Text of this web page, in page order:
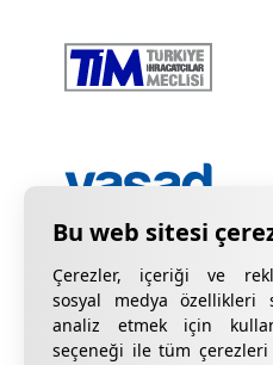
Çerezler, içeriği ve
sosyal medya özellikleri
analiz etmek için
seçeneği ile tüm